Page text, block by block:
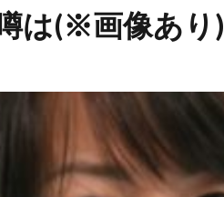
は(※画像あり)